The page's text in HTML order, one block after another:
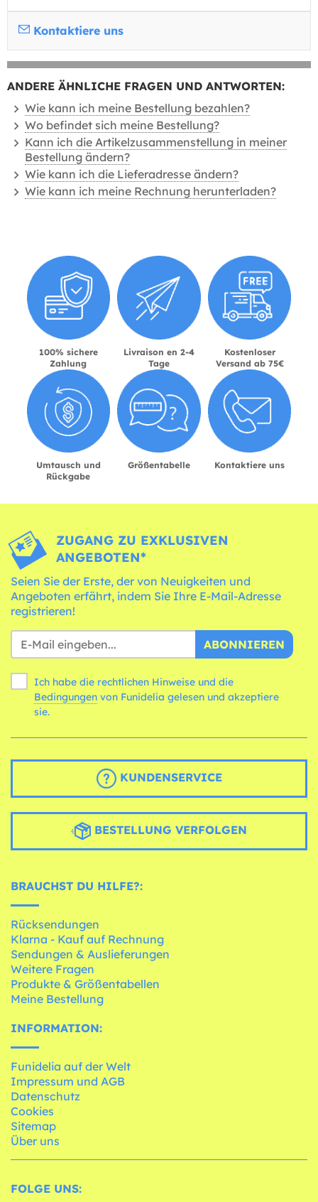
Kontaktiere uns
ANDERE ÄHNLICHE FRAGEN UND ANTWORTEN:
Wie kann ich meine Bestellung bezahlen?
Wo befindet sich meine Bestellung?
Kann ich die Artikelzusammenstellung in meiner
Bestellung ändern?
Wie kann ich die Lieferadresse ändern?
Wie kann ich meine Rechnung herunterladen?
100% sichere
Zahlung
Livraison en 2-4
Tage
Kostenloser
Versand ab 75€
Umtausch und
Rückgabe
Größentabelle Kontaktiere uns
ZUGANG ZU EXKLUSIVEN
ANGEBOTEN*
Seien Sie der Erste, der von Neuigkeiten und
Angeboten erfährt, indem Sie Ihre E-Mail-Adresse
registrieren!
ABONNIEREN
Ich habe die rechtlichen Hinweise und die
Bedingungen
sie.
KUNDENSERVICE
BESTELLUNG VERFOLGEN
BRAUCHST DU HILFE?:
Rücksendungen
Klarna - Kauf auf Rechnung
Sendungen & Auslieferungen
Weitere Fragen
Produkte & Größentabellen
Meine Bestellung
INFORMATION:
Funidelia auf der Welt
Impressum und AGB
Datenschutz
Cookies
Sitemap
Über uns
FOLGE UNS: